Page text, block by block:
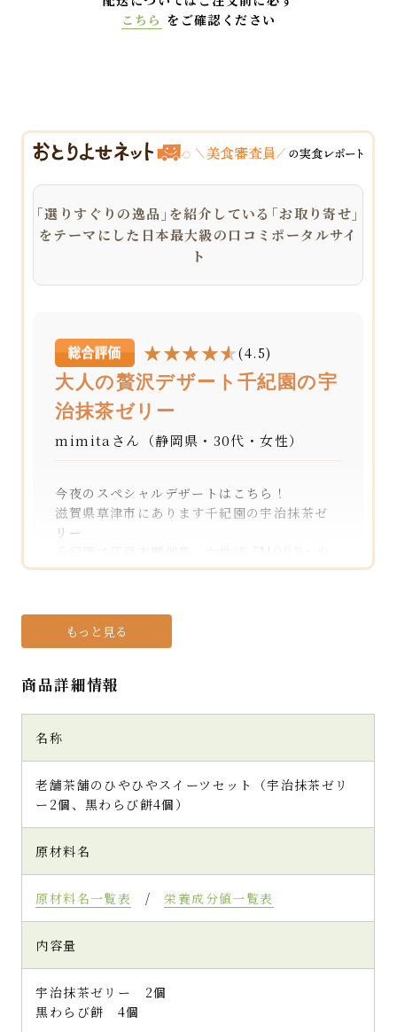
こちら をご確認ください
｢選りすぐりの逸品｣を紹介している｢お取り寄せ｣
をテーマにした日本最大級の口コミポータルサイ
ト
大人の贅沢デザート千紀園の宇
治抹茶ゼリー
mimitaさん（静岡県・30代・女性）
(4.5)
今夜のスペシャルデザートはこちら！
滋賀県草津市にあります千紀園の宇治抹茶ゼ
リー
『日経新聞』『本当にうまいお取り寄せグル
煎茶や抹茶などの茶葉だけでなく、お茶を使
ったスイーツや食品、茶道具なども取り扱う、
老舗のお茶屋さんです。
茶葉を模したと思われる抹茶色でモダンなデ
【宇治抹茶ゼリー】
カップの横から覗くと濃いグリーンの抹茶ゼ
リーとコロンとした栗、あんこや白玉がギッ
シリ見えます
これは食べ応えがありそう！
プルンとした食感と宇治抹茶のほろ苦さ
茶のアロマが口の中でふわっと広がっていき
ます
もっちりとした白玉やコロンとした栗もそれ
ぞれ異なる甘さで不思議とほろ苦い宇治抹茶
もっと見る
商品詳細情報
名称
老舗茶舗のひやひやスイーツセット（宇治抹茶ゼリ
ー2個、黒わらび餅4個）
原材料名
原材料名一覧表 /栄養成分値一覧表
内容量
宇治抹茶ゼリー 2個
黒わらび餅 4個